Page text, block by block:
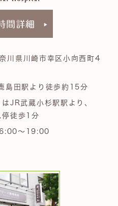
県川崎市幸区小向西町4
島田駅より徒歩約15分
JR武蔵小杉駅駅より、
停徒歩1分
～19:00